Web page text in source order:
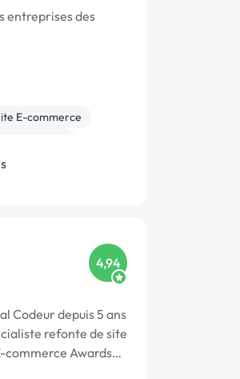
entreprises des
E-commerce
4,94
Codeur depuis 5 ans
refonte de site
commerce Awards